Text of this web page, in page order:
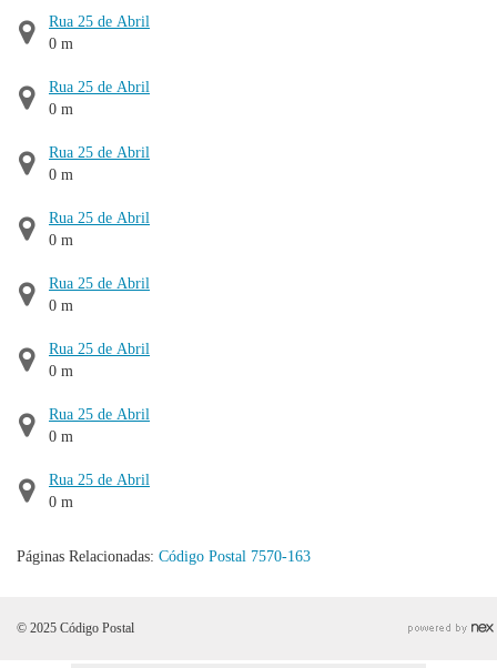
Rua 25 de Abril
0 m
Rua 25 de Abril
0 m
Rua 25 de Abril
0 m
Rua 25 de Abril
0 m
Rua 25 de Abril
0 m
Rua 25 de Abril
0 m
Rua 25 de Abril
0 m
Rua 25 de Abril
0 m
Páginas Relacionadas: Código Postal 7570-163
© 2025 Código Postal